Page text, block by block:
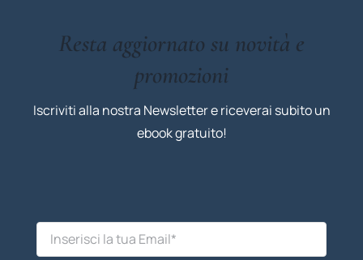
Resta aggiornato su novità e
promozioni
Iscriviti alla nostra Newsletter e riceverai subito un
ebook gratuito!